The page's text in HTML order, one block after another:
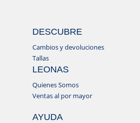
DESCUBRE
Cambios y devoluciones
Tallas
LEONAS
Quienes Somos
Ventas al por mayor
AYUDA